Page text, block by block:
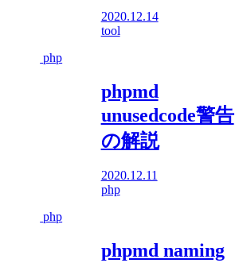
2020.12.14
tool
php
phpmd
unusedcode警告
の解説
2020.12.11
php
php
phpmd naming